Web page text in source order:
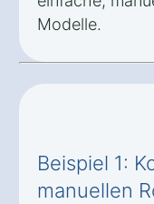
Modelle.
Beispiel 1:
manuellen